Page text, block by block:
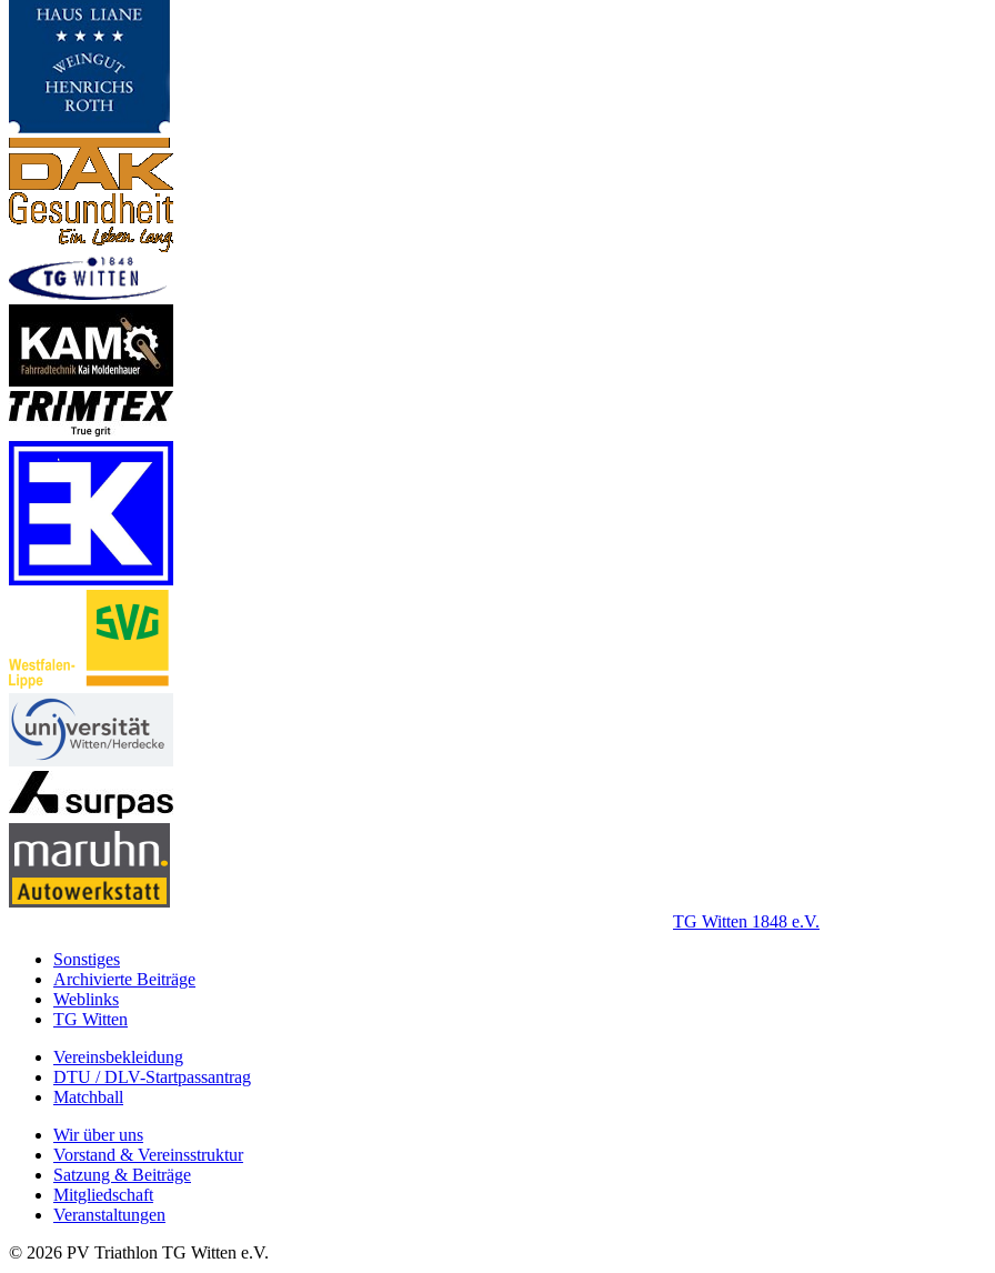
TG Witten 1848 e.V.
Sonstiges
Archivierte Beiträge
Weblinks
TG Witten
Vereinsbekleidung
DTU / DLV-Startpassantrag
Matchball
Wir über uns
Vorstand & Vereinsstruktur
Satzung & Beiträge
Mitgliedschaft
Veranstaltungen
© 2026 PV Triathlon TG Witten e.V.